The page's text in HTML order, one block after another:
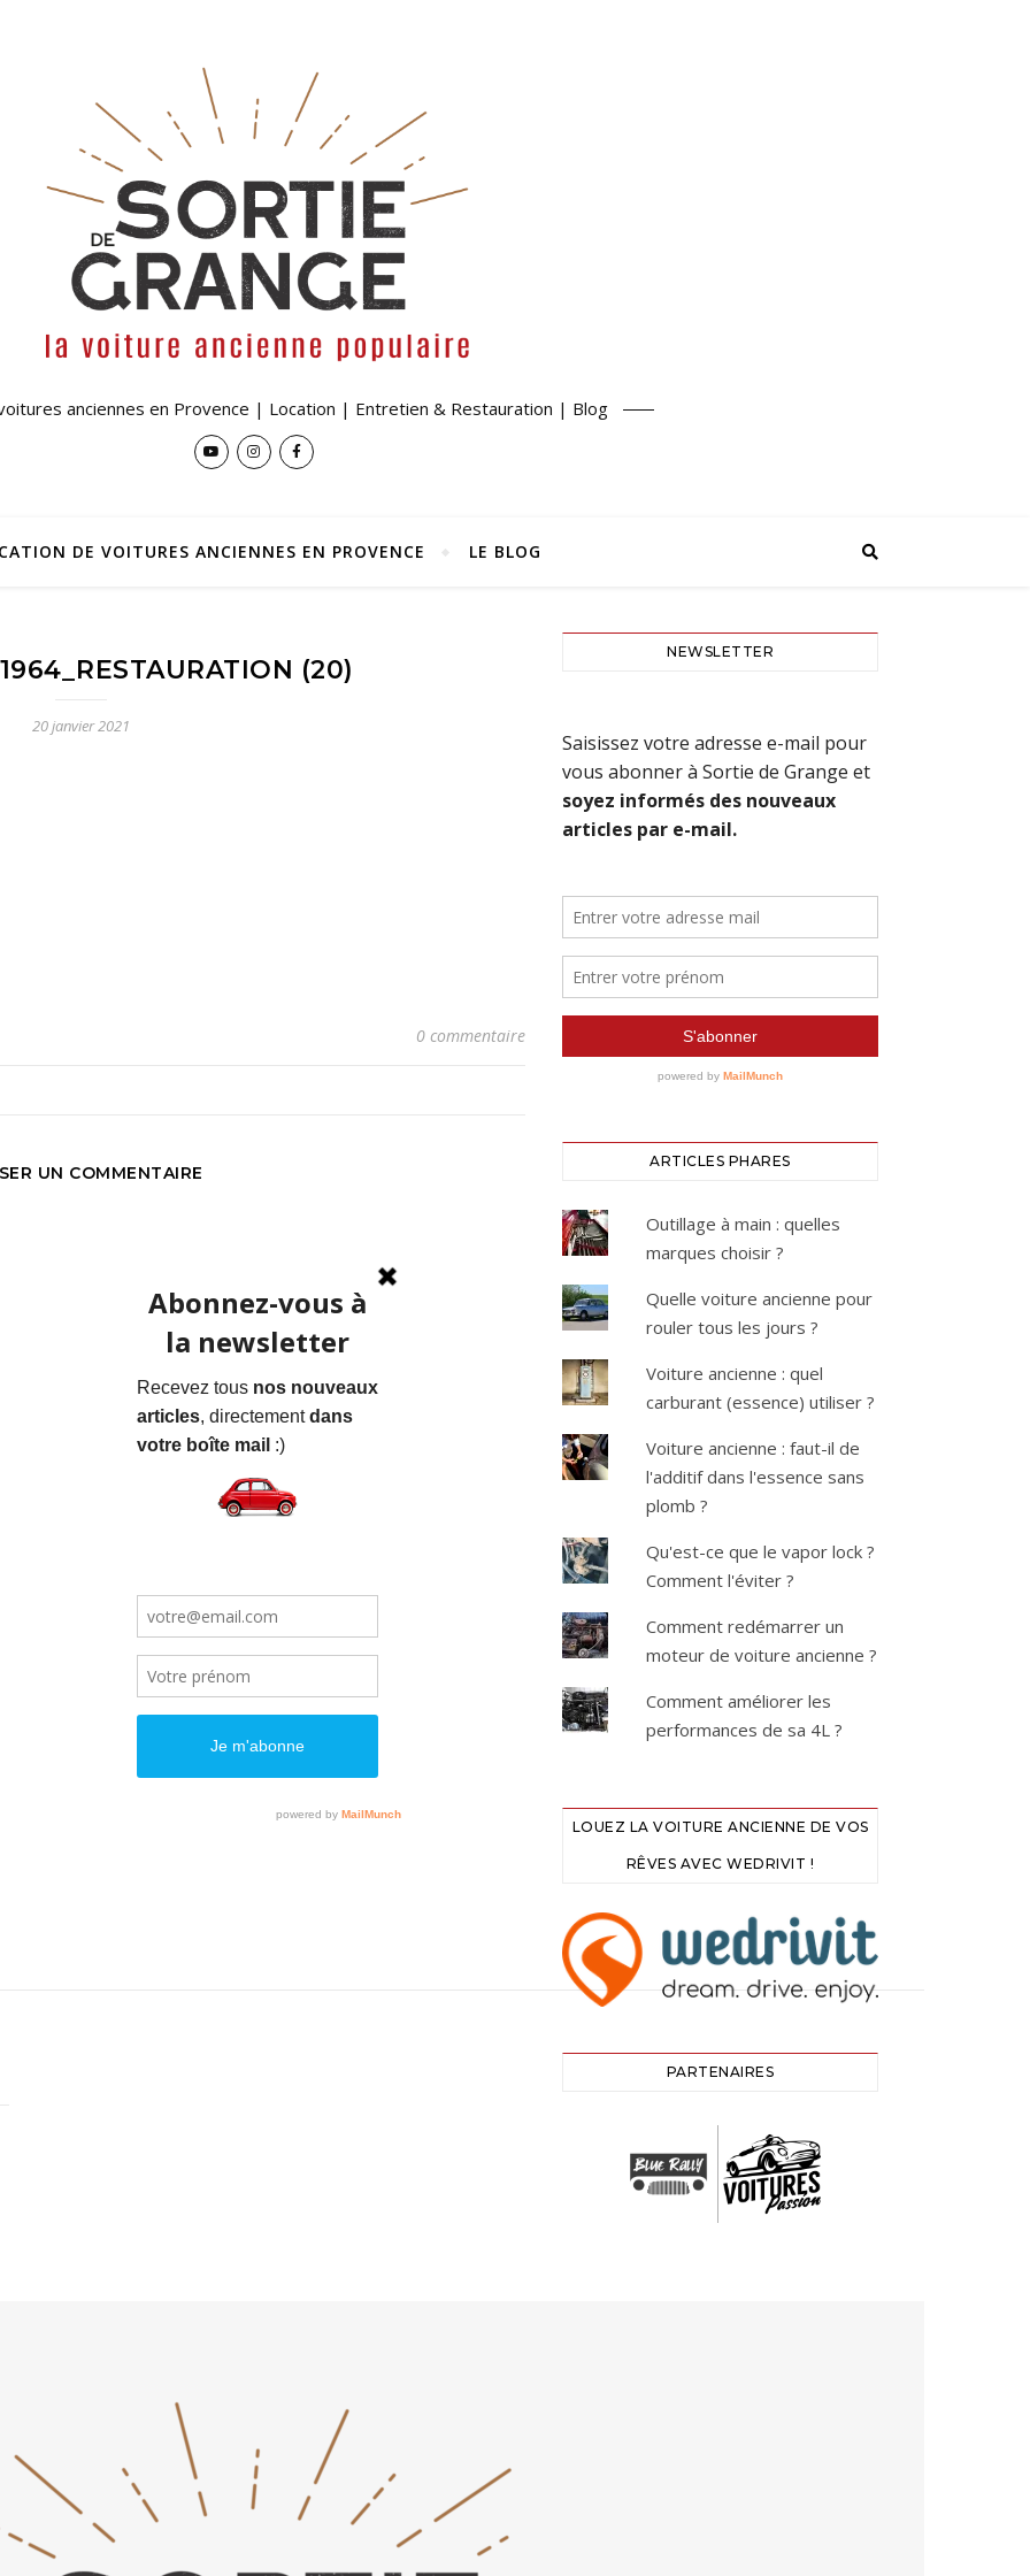
anciennes en Provence | Location | Entretien & Restauration | Blog
DE VOITURES ANCIENNES EN PROVENCE LE BLOG
(20)
20 janvier 2021
0 commentaire
UN COMMENTAIRE
NEWSLETTER
ARTICLES PHARES
Outillage à main : quelles
marques choisir ?
Quelle voiture ancienne pour
rouler tous les jours ?
Voiture ancienne : quel
carburant (essence) utiliser ?
Voiture ancienne : faut-il de
l'additif dans l'essence sans
plomb ?
Qu'est-ce que le vapor lock ?
Comment l'éviter ?
Comment redémarrer un
moteur de voiture ancienne ?
Comment améliorer les
performances de sa 4L ?
LOUEZ LA VOITURE ANCIENNE DE VOS
RÊVES AVEC WEDRIVIT !
PARTENAIRES